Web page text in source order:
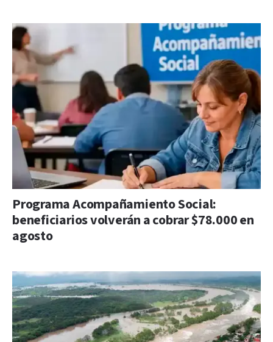
Programa Acompañamiento Social:
beneficiarios volverán a cobrar $78.000 en
agosto